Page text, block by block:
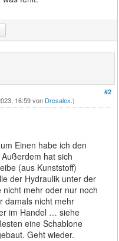
#2
16:59 von Dresalex .)
Einen habe ich den
hat sich
(aus Kunststoff)
der Hydraulik unter der
mehr oder nur noch
damals nicht mehr
im Handel … siehe
eine Schablone
Geht wieder.